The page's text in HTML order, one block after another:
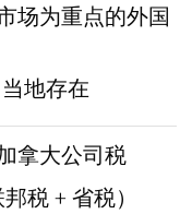
地存在
场为重点的外国
税 + 省税）
拿大公司税